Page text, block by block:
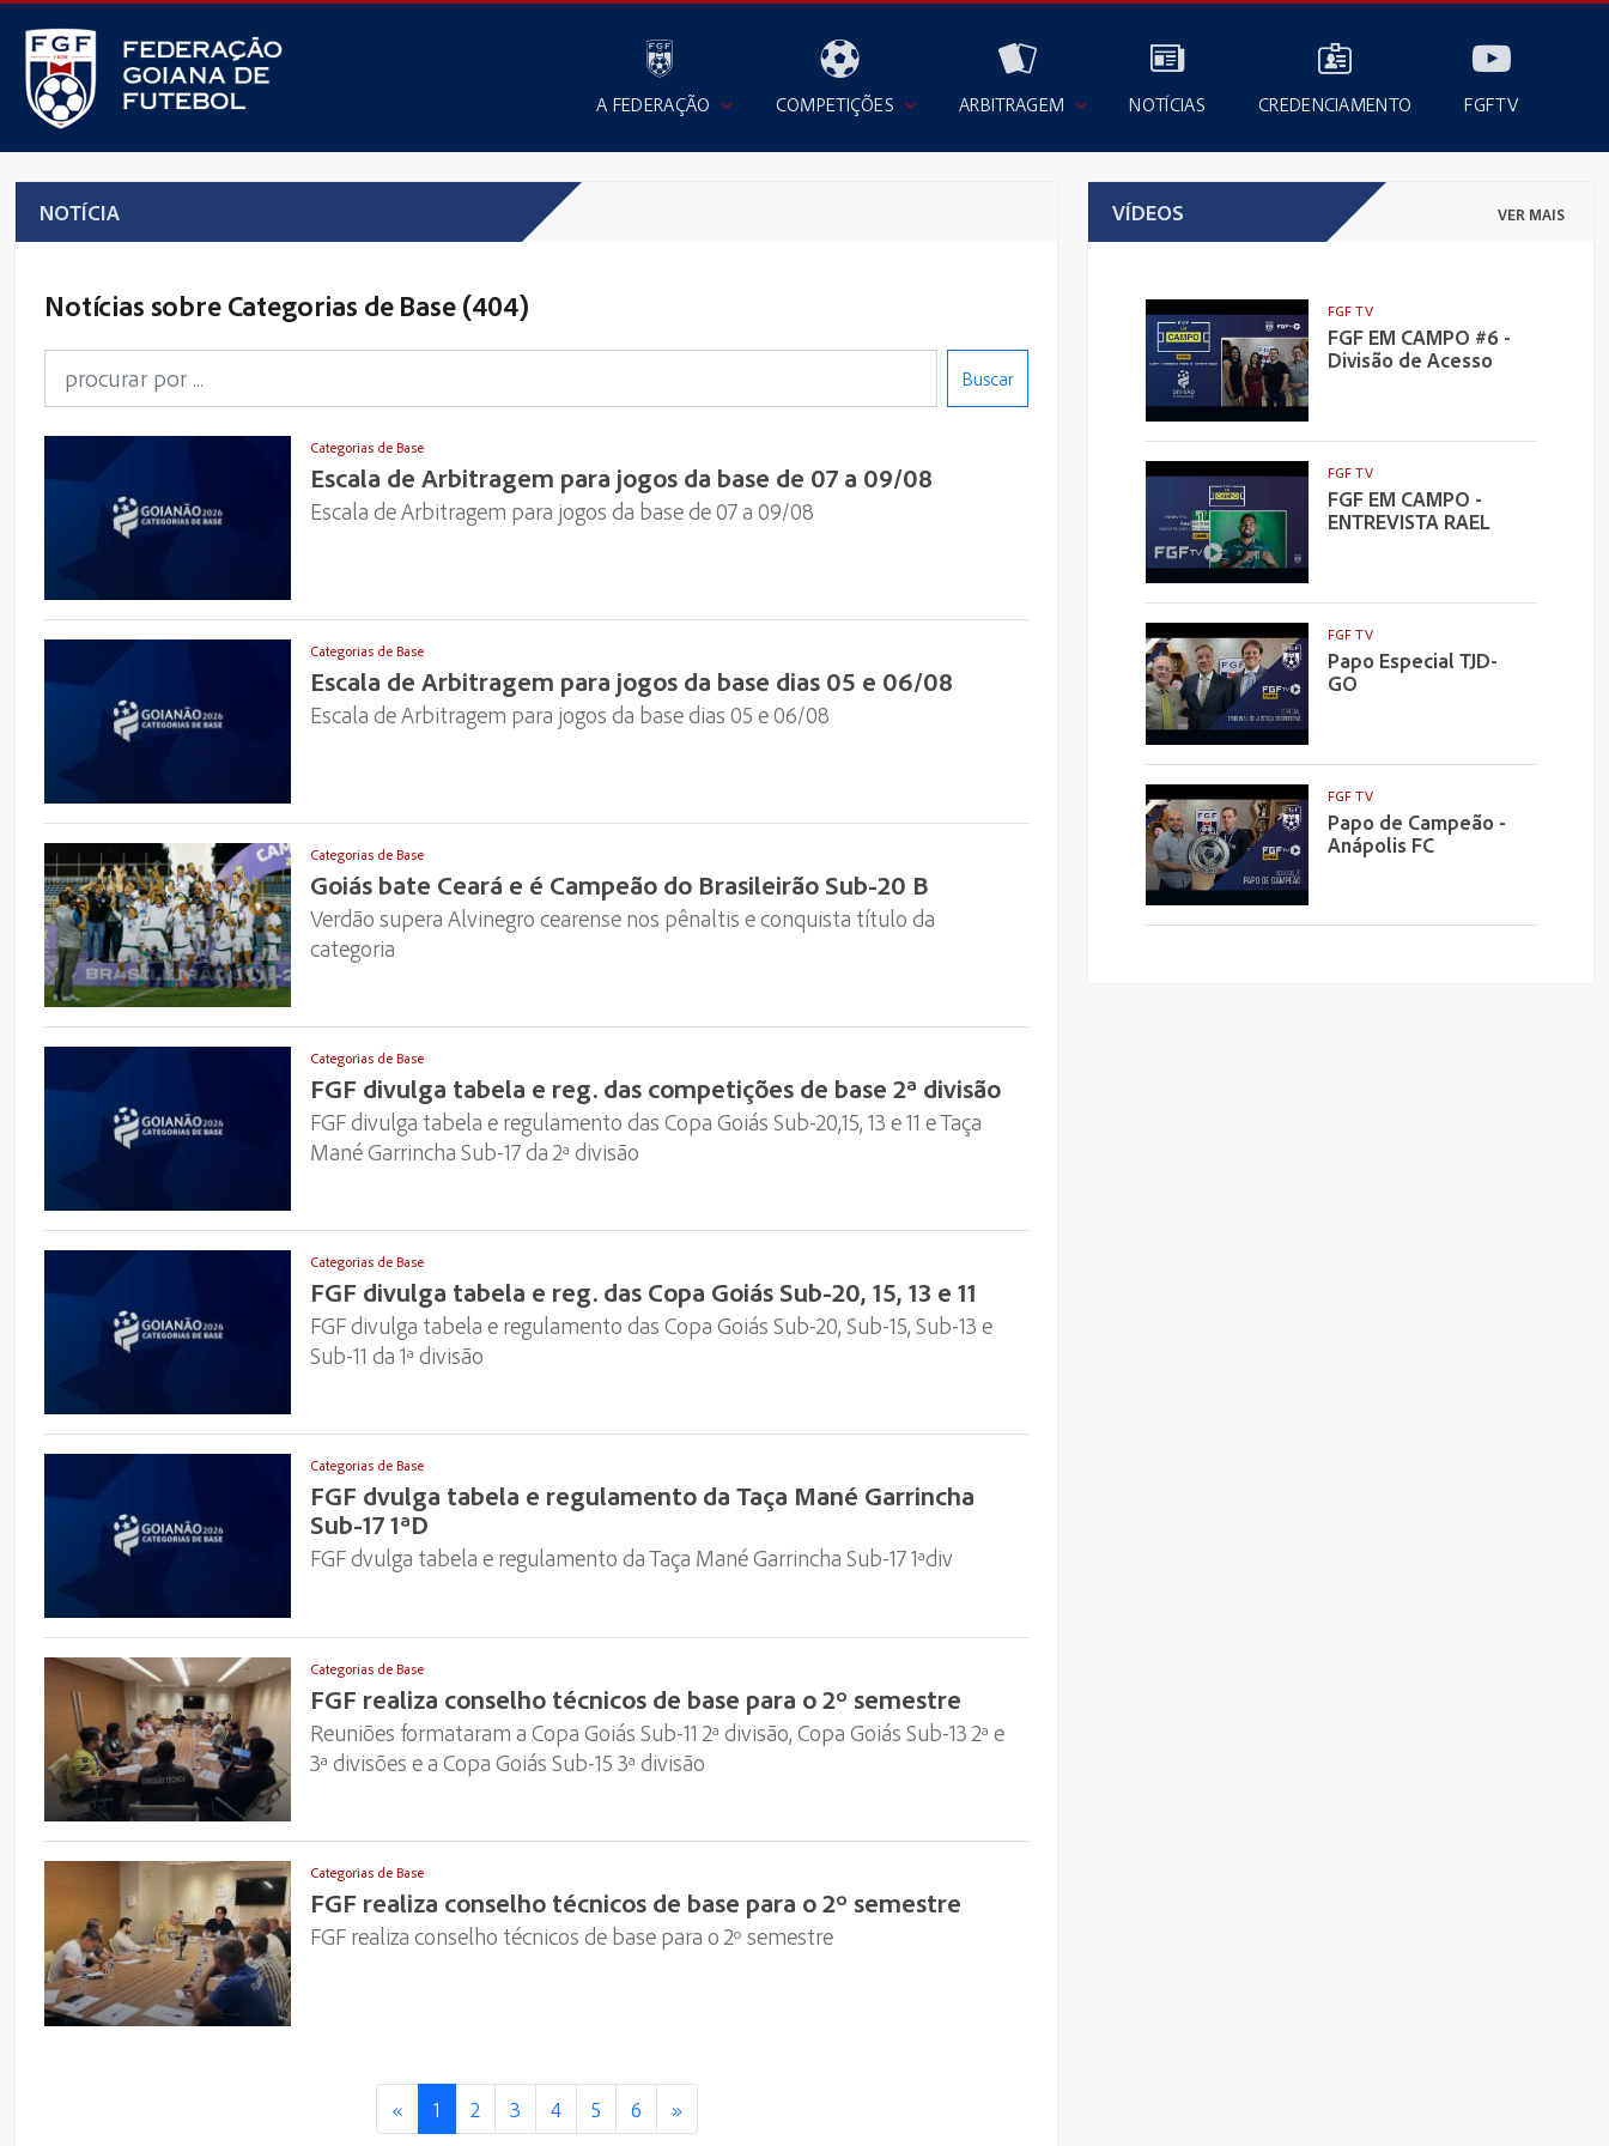
A FEDERAÇÃO COMPETIÇÕES ARBITRAGEM NOTÍCIAS CREDENCIAMENTO FGFTV
NOTÍCIA
Notícias sobre Categorias de Base (404)
Buscar
Categorias de Base
Escala de Arbitragem para jogos da base de 07 a 09/08
Escala de Arbitragem para jogos da base de 07 a 09/08
Categorias de Base
Escala de Arbitragem para jogos da base dias 05 e 06/08
Escala de Arbitragem para jogos da base dias 05 e 06/08
Categorias de Base
Goiás bate Ceará e é Campeão do Brasileirão Sub-20 B
Verdão supera Alvinegro cearense nos pênaltis e conquista título da
categoria
Categorias de Base
FGF divulga tabela e reg. das competições de base 2ª divisão
FGF divulga tabela e regulamento das Copa Goiás Sub-20,15, 13 e 11 e Taça
Mané Garrincha Sub-17 da 2ª divisão
Categorias de Base
FGF divulga tabela e reg. das Copa Goiás Sub-20, 15, 13 e 11
FGF divulga tabela e regulamento das Copa Goiás Sub-20, Sub-15, Sub-13 e
Sub-11 da 1ª divisão
Categorias de Base
FGF dvulga tabela e regulamento da Taça Mané Garrincha
Sub-17 1ªD
FGF dvulga tabela e regulamento da Taça Mané Garrincha Sub-17 1ªdiv
Categorias de Base
FGF realiza conselho técnicos de base para o 2º semestre
Reuniões formataram a Copa Goiás Sub-11 2ª divisão, Copa Goiás Sub-13 2ª e
3ª divisões e a Copa Goiás Sub-15 3ª divisão
Categorias de Base
FGF realiza conselho técnicos de base para o 2º semestre
FGF realiza conselho técnicos de base para o 2º semestre
« 1 2 3 4 5 6 »
VÍDEOS VER MAIS
FGF TV
FGF EM CAMPO #6 -
Divisão de Acesso
FGF TV
FGF EM CAMPO -
ENTREVISTA RAEL
FGF TV
Papo Especial TJD-
GO
FGF TV
Papo de Campeão -
Anápolis FC